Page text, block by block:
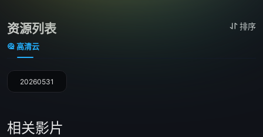
资源列表 排序
高清云
20260531
相关影片